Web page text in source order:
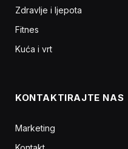
Zdravlje i ljepota
Fitnes
Kuća i vrt
KONTAKTIRAJTE NAS
Marketing